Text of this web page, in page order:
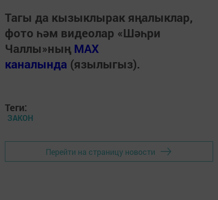
Тагы да кызыклырак яңалыклар,
фото һәм видеолар «Шәһри
Чаллы»ның MAX
каналында (язылыгыз).
Теги:
ЗАКОН
Перейти на страницу новости